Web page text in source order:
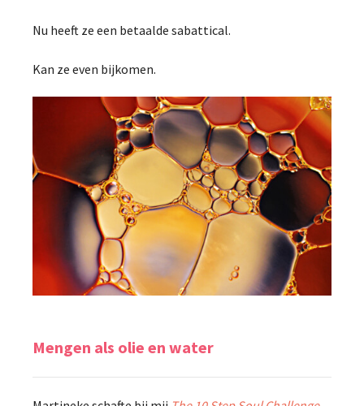
Nu heeft ze een betaalde sabattical.
Kan ze even bijkomen.
Mengen als olie en water